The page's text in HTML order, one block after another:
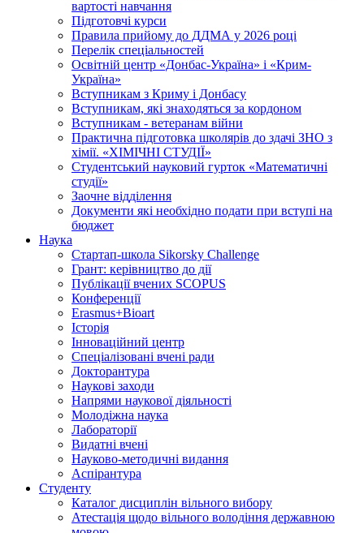
вартості навчання
Підготовчі курси
Правила прийому до ДДМА у 2026 році
Перелік спеціальностей
Освітній центр «Донбас-Україна» і «Крим-
Україна»
Вступникам з Криму і Донбасу
Вступникам, які знаходяться за кордоном
Вступникам - ветеранам війни
Практична підготовка школярів до здачі ЗНО з
хімії. «ХІМІЧНІ СТУДІЇ»
Студентський науковий гурток «Математичні
студії»
Заочне відділення
Документи які необхідно подати при вступі на
бюджет
Наука
Стартап-школа Sikorsky Challenge
Грант: керівництво до дії
Публікації вчених SCOPUS
Конференції
Erasmus+Bioart
Історія
Інноваційний центр
Спеціалізовані вчені ради
Докторантура
Наукові заходи
Напрями наукової діяльності
Молодіжна наука
Лабораторії
Видатні вчені
Науково-методичні видання
Аспірантура
Студенту
Каталог дисциплін вільного вибору
Атестація щодо вільного володіння державною